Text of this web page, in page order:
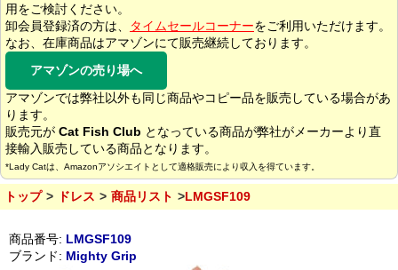
用をご検討ください。
卸会員登録済の方は、
タイムセールコーナーをご利用いただけます。
なお、在庫商品はアマゾンにて販売継続しております。
アマゾンの売り場へ
アマゾンでは弊社以外も同じ商品やコピー品を販売している場合があ
ります。
販売元が Cat Fish Club となっている商品が弊社がメーカーより直
接輸入販売している商品となります。
*Lady Catは、Amazonアソシエイトとして適格販売により収入を得ています。
トップ ドレス 商品リスト LMGSF109
商品番号: LMGSF109
ブランド: Mighty Grip